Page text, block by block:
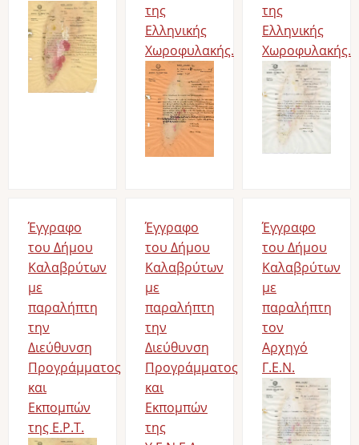
της
Ελληνικής
Χωροφυλακής.
της
Ελληνικής
Χωροφυλακής.
Έγγραφο
του Δήμου
Καλαβρύτων
με
παραλήπτη
την
Διεύθυνση
Προγράμματος
και
Εκπομπών
της Ε.Ρ.Τ.
Έγγραφο
του Δήμου
Καλαβρύτων
με
παραλήπτη
την
Διεύθυνση
Προγράμματος
και
Εκπομπών
της
Έγγραφο
του Δήμου
Καλαβρύτων
με
παραλήπτη
τον
Αρχηγό
Γ.Ε.Ν.